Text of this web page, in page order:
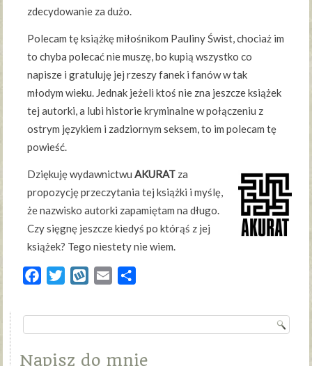
zdecydowanie za dużo.
Polecam tę książkę miłośnikom Pauliny Świst, chociaż im
to chyba polecać nie muszę, bo kupią wszystko co
napisze i gratuluję jej rzeszy fanek i fanów w tak
młodym wieku. Jednak jeżeli ktoś nie zna jeszcze książek
tej autorki, a lubi historie kryminalne w połączeniu z
ostrym językiem i zadziornym seksem, to im polecam tę
powieść.
Dziękuję wydawnictwu AKURAT za
propozycję przeczytania tej książki i myślę,
że nazwisko autorki zapamiętam na długo.
Czy sięgnę jeszcze kiedyś po którąś z jej
książek? Tego niestety nie wiem.
FacebookTwitterWykopEmail
Napisz do mnie